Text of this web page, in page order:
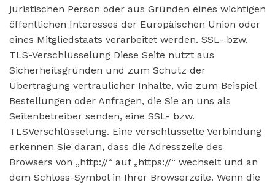
juristischen Person oder aus Gründen eines wichtigen
öffentlichen Interesses der Europäischen Union oder
eines Mitgliedstaats verarbeitet werden. SSL- bzw.
TLS-Verschlüsselung Diese Seite nutzt aus
Sicherheitsgründen und zum Schutz der
Übertragung vertraulicher Inhalte, wie zum Beispiel
Bestellungen oder Anfragen, die Sie an uns als
Seitenbetreiber senden, eine SSL- bzw.
TLSVerschlüsselung. Eine verschlüsselte Verbindung
erkennen Sie daran, dass die Adresszeile des
Browsers von „http://“ auf „https://“ wechselt und an
dem Schloss-Symbol in Ihrer Browserzeile. Wenn die